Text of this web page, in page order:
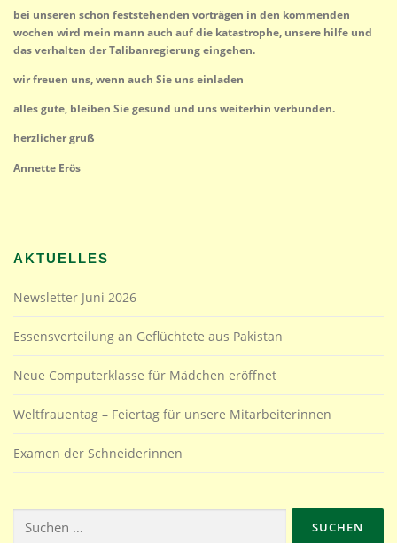
bei unseren schon feststehenden vorträgen in den kommenden
wochen wird mein mann auch auf die katastrophe, unsere hilfe und
das verhalten der Talibanregierung eingehen.
wir freuen uns, wenn auch Sie uns einladen
alles gute, bleiben Sie gesund und uns weiterhin verbunden.
herzlicher gruß
Annette Erös
AKTUELLES
Newsletter Juni 2026
Essensverteilung an Geflüchtete aus Pakistan
Neue Computerklasse für Mädchen eröffnet
Weltfrauentag – Feiertag für unsere Mitarbeiterinnen
Examen der Schneiderinnen
nach: